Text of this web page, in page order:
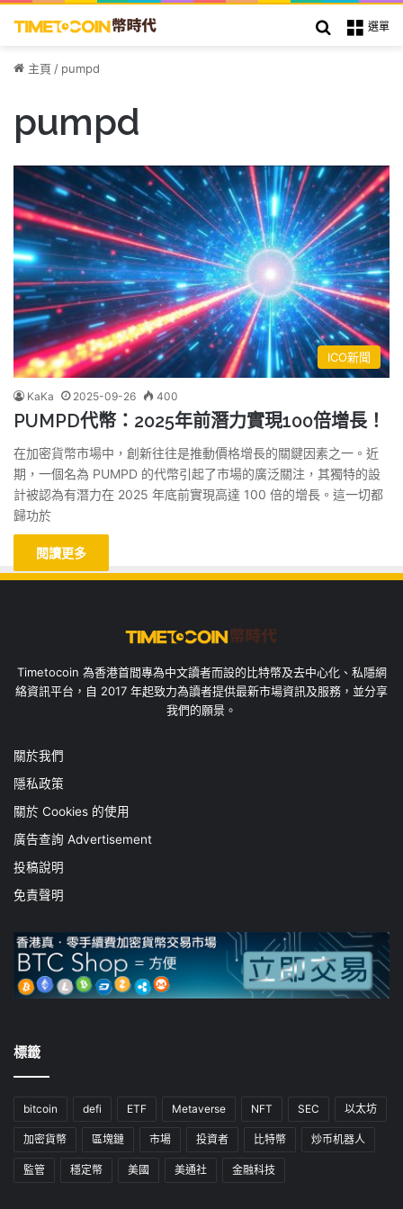
選單
搜索
主頁 / pumpd
pumpd
ICO新聞
KaKa 2025-09-26 400
PUMPD代幣：2025年前潛力實現100倍增長！
在加密貨幣市場中，創新往往是推動價格增長的關鍵因素之一。近
期，一個名為 PUMPD 的代幣引起了市場的廣泛關注，其獨特的設
計被認為有潛力在 2025 年底前實現高達 100 倍的增長。這一切都
歸功於
閱讀更多
Timetocoin 為香港首間專為中文讀者而設的比特幣及去中心化、私隱網
絡資訊平台，自 2017 年起致力為讀者提供最新市場資訊及服務，並分享
我們的願景。
關於我們
隱私政策
關於 Cookies 的使用
廣告查詢 Advertisement
投稿說明
免責聲明
標籤
bitcoin defi ETF Metaverse NFT SEC 以太坊
加密貨幣 區塊鏈 市場 投資者 比特幣 炒币机器人
監管 穩定幣 美國 美通社 金融科技